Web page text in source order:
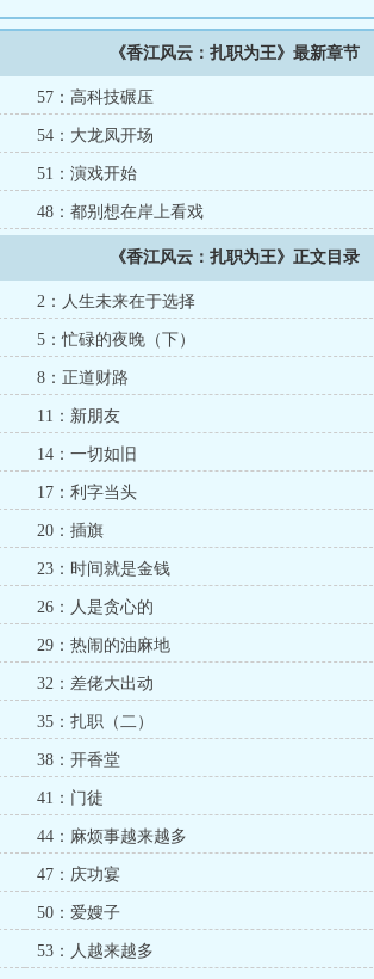
《香江风云：扎职为王》最新章节
57：高科技碾压
54：大龙凤开场
51：演戏开始
48：都别想在岸上看戏
《香江风云：扎职为王》正文目录
2：人生未来在于选择
5：忙碌的夜晚（下）
8：正道财路
11：新朋友
14：一切如旧
17：利字当头
20：插旗
23：时间就是金钱
26：人是贪心的
29：热闹的油麻地
32：差佬大出动
35：扎职（二）
38：开香堂
41：门徒
44：麻烦事越来越多
47：庆功宴
50：爱嫂子
53：人越来越多